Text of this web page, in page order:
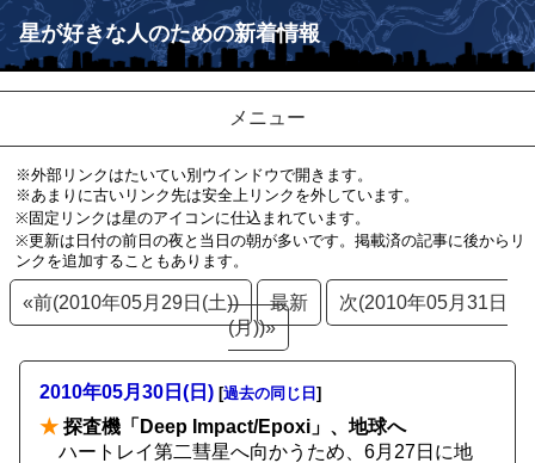
星が好きな人のための新着情報
メニュー
※外部リンクはたいてい別ウインドウで開きます。
※あまりに古いリンク先は安全上リンクを外しています。
※固定リンクは星のアイコンに仕込まれています。
※更新は日付の前日の夜と当日の朝が多いです。掲載済の記事に後からリ
ンクを追加することもあります。
«前(2010年05月29日(土)) 最新
次(2010年05月31日
(月))»
2010年05月30日(日) [過去の同じ日 ]
★ 探査機「Deep Impact/Epoxi」、地球へ
ハートレイ第二彗星へ向かうため、6月27日に地